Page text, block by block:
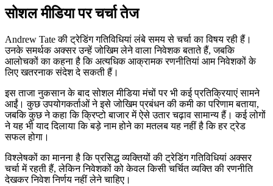
सोशल मीडिया पर चर्चा तेज
Andrew Tate की ट्रेडिंग गतिविधियां लंबे समय से चर्चा का विषय रही हैं।
उनके समर्थक अक्सर उन्हें जोखिम लेने वाला निवेशक बताते हैं, जबकि
आलोचकों का कहना है कि अत्यधिक आक्रामक रणनीतियां आम निवेशकों के
लिए खतरनाक संदेश दे सकती हैं।
इस ताजा नुकसान के बाद सोशल मीडिया मंचों पर भी कई प्रतिक्रियाएं सामने
आईं। कुछ उपयोगकर्ताओं ने इसे जोखिम प्रबंधन की कमी का परिणाम बताया,
जबकि कुछ ने कहा कि क्रिप्टो बाजार में ऐसे उतार चढ़ाव सामान्य हैं। कई लोगों
ने यह भी याद दिलाया कि बड़े नाम होने का मतलब यह नहीं है कि हर ट्रेड
सफल होगा।
विश्लेषकों का मानना है कि प्रसिद्ध व्यक्तियों की ट्रेडिंग गतिविधियां अक्सर
चर्चा में रहती हैं, लेकिन निवेशकों को केवल किसी चर्चित व्यक्ति की रणनीति
देखकर निवेश निर्णय नहीं लेने चाहिए।